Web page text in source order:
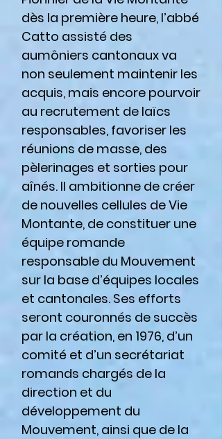
dès la première heure, l’abbé
Catto assisté des
aumôniers cantonaux va
non seulement maintenir les
acquis, mais encore pourvoir
au recrutement de laïcs
responsables, favoriser les
réunions de masse, des
pèlerinages et sorties pour
aînés. Il ambitionne de créer
de nouvelles cellules de Vie
Montante, de constituer une
équipe romande
responsable du Mouvement
sur la base d’équipes locales
et cantonales. Ses efforts
seront couronnés de succès
par la création, en 1976, d’un
comité et d’un secrétariat
romands chargés de la
direction et du
développement du
Mouvement, ainsi que de la